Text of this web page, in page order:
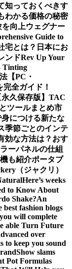
知っておくべきす
わかる価格の秘密
を向上ウェグナー
Guide to
宅とは？日本にお
ンドRev Up Your
Tinting
【PC・
全ガイド！
永久保存版】TAC
ツールまとめ市
につける新たな
季節ごとのインテ
効な方法は？おす
ーパネルの仕組
も紹介ポータブ
（ジャクリ）
Here’s weeks
to Know About
Shake?An
best fashion blogs
will complete
able Turn Future
over
to keep you sound
Show slams
Pot Formulas